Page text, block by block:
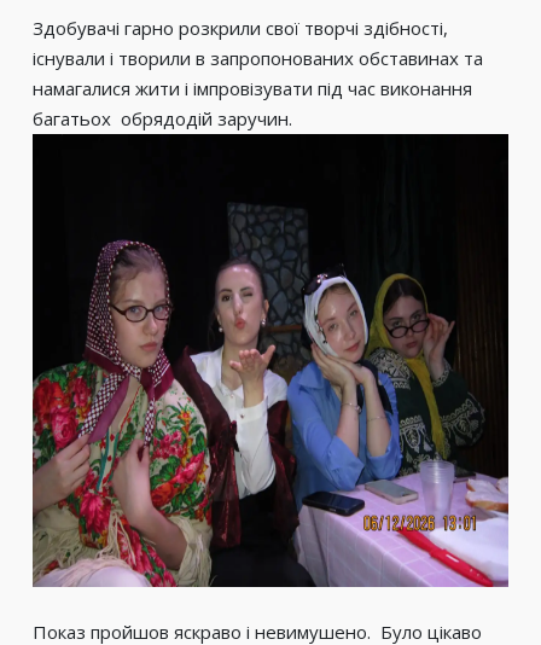
Здобувачі гарно розкрили свої творчі здібності,
існували і творили в запропонованих обставинах та
намагалися жити і імпровізувати під час виконання
багатьох обрядодій заручин.
Показ пройшов яскраво і невимушено. Було цікаво